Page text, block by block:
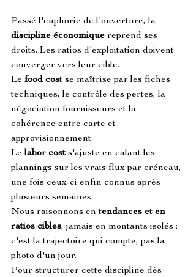
Passé l'euphorie de l'ouverture, la
discipline économique reprend ses
droits. Les ratios d'exploitation doivent
converger vers leur cible.
Le food cost se maîtrise par les fiches
techniques, le contrôle des pertes, la
négociation fournisseurs et la
cohérence entre carte et
approvisionnement.
Le labor cost s'ajuste en calant les
plannings sur les vrais flux par créneau,
une fois ceux-ci enfin connus après
plusieurs semaines.
Nous raisonnons en tendances et en
ratios cibles, jamais en montants isolés :
c'est la trajectoire qui compte, pas la
photo d'un jour.
Pour structurer cette discipline dès